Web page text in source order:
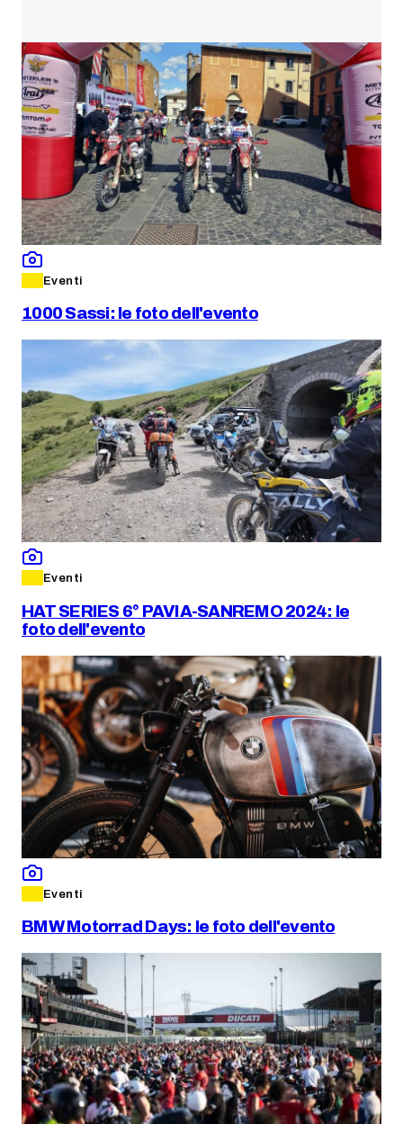
Eventi
1000 Sassi: le foto dell'evento
Eventi
HAT SERIES 6° PAVIA-SANREMO 2024: le
foto dell'evento
Eventi
BMW Motorrad Days: le foto dell'evento